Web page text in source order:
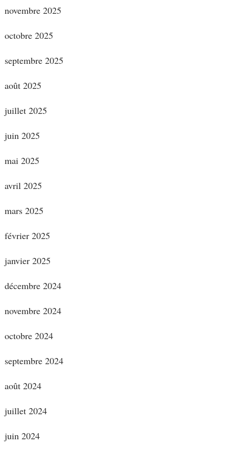
novembre 2025
octobre 2025
septembre 2025
août 2025
juillet 2025
juin 2025
mai 2025
avril 2025
mars 2025
février 2025
janvier 2025
décembre 2024
novembre 2024
octobre 2024
septembre 2024
août 2024
juillet 2024
juin 2024